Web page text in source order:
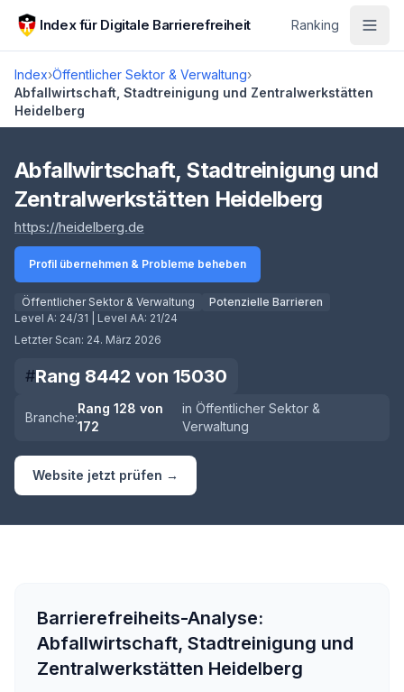
Zum Hauptinhalt springen
Index für Digitale Barrierefreiheit Ranking
Index›Öffentlicher Sektor & Verwaltung›
Abfallwirtschaft, Stadtreinigung und Zentralwerkstätten
Heidelberg
Score lädt
Abfallwirtschaft, Stadtreinigung und
Zentralwerkstätten Heidelberg
https://heidelberg.de
Profil übernehmen & Probleme beheben
Öffentlicher Sektor & Verwaltung
Potenzielle Barrieren
Level A: 24/31 | Level AA: 21/24
Letzter Scan: 24. März 2026
#Rang 8442 von 15030
Branche:
Rang 128 von
172
inÖffentlicher Sektor &
Verwaltung
Website jetzt prüfen →
Barrierefreiheits-Analyse:
Abfallwirtschaft, Stadtreinigung und
Zentralwerkstätten Heidelberg